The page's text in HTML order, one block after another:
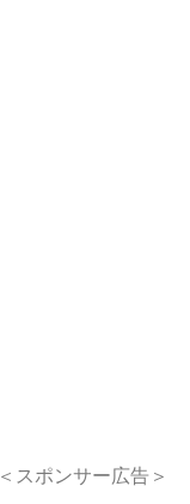
＜スポンサー広告＞